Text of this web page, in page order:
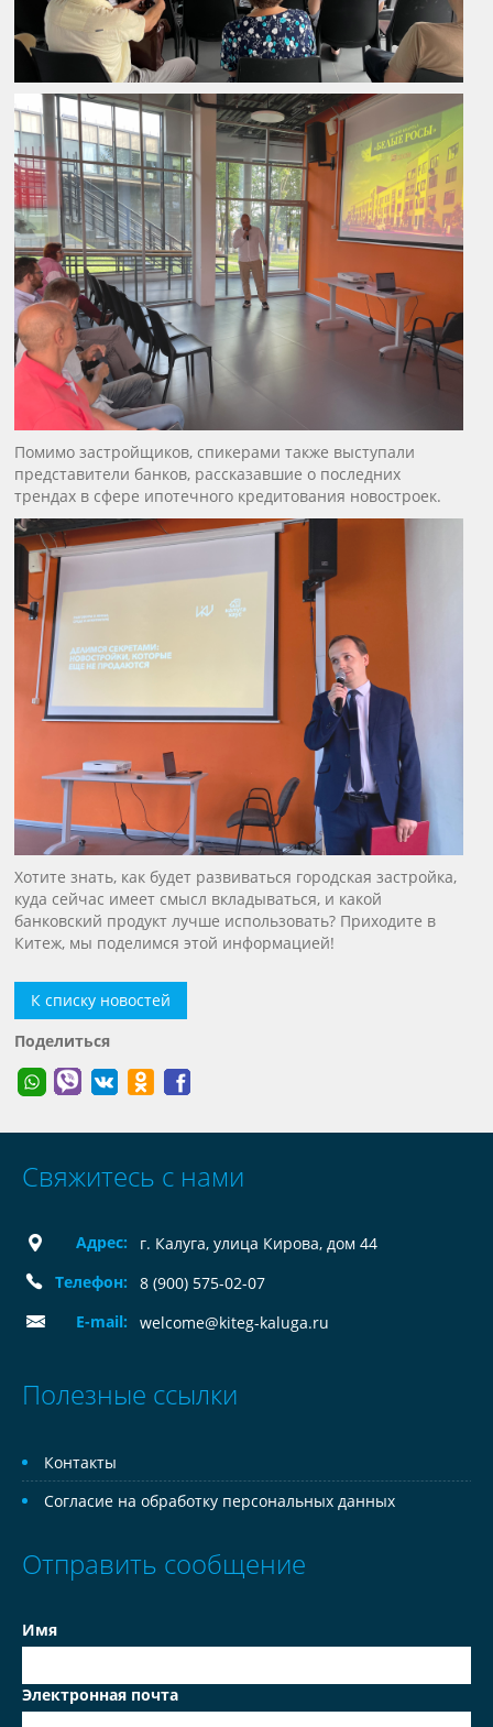
Помимо застройщиков, спикерами также выступали
представители банков, рассказавшие о последних
трендах в сфере ипотечного кредитования новостроек.
Хотите знать, как будет развиваться городская застройка,
куда сейчас имеет смысл вкладываться, и какой
банковский продукт лучше использовать? Приходите в
Китеж, мы поделимся этой информацией!
К списку новостей
Поделиться
Свяжитесь с нами
Адрес:
г. Калуга, улица Кирова, дом 44
Телефон:
8 (900) 575-02-07
E-mail:
welcome@kiteg-kaluga.ru
Полезные ссылки
Контакты
Согласие на обработку персональных данных
Отправить сообщение
Имя
Электронная почта